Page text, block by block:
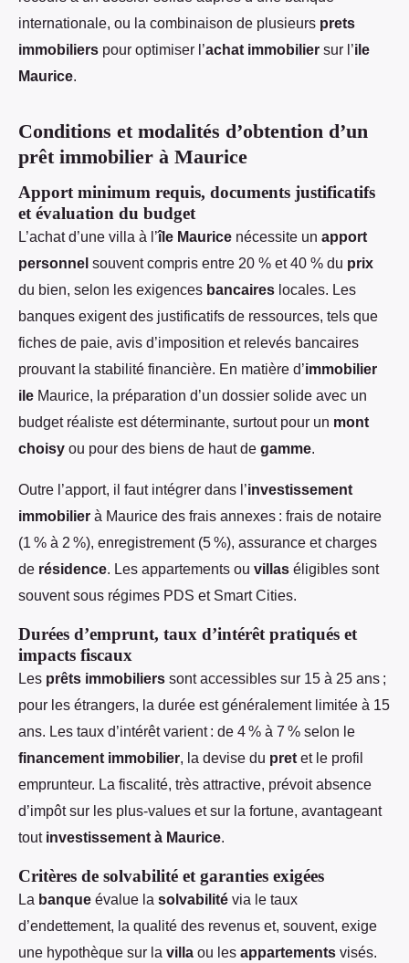
internationale, ou la combinaison de plusieurs prets
immobiliers pour optimiser l’achat immobilier sur l’ile
Maurice.
Conditions et modalités d’obtention d’un
prêt immobilier à Maurice
Apport minimum requis, documents justificatifs
et évaluation du budget
L’achat d’une villa à l’île Maurice nécessite un apport
personnel souvent compris entre 20 % et 40 % du prix
du bien, selon les exigences bancaires locales. Les
banques exigent des justificatifs de ressources, tels que
fiches de paie, avis d’imposition et relevés bancaires
prouvant la stabilité financière. En matière d’immobilier
ile Maurice, la préparation d’un dossier solide avec un
budget réaliste est déterminante, surtout pour un mont
choisy ou pour des biens de haut de gamme.
Outre l’apport, il faut intégrer dans l’investissement
immobilier à Maurice des frais annexes : frais de notaire
(1 % à 2 %), enregistrement (5 %), assurance et charges
de résidence. Les appartements ou villas éligibles sont
souvent sous régimes PDS et Smart Cities.
Durées d’emprunt, taux d’intérêt pratiqués et
impacts fiscaux
Les prêts immobiliers sont accessibles sur 15 à 25 ans ;
pour les étrangers, la durée est généralement limitée à 15
ans. Les taux d’intérêt varient : de 4 % à 7 % selon le
financement immobilier, la devise du pret et le profil
emprunteur. La fiscalité, très attractive, prévoit absence
d’impôt sur les plus-values et sur la fortune, avantageant
tout investissement à Maurice.
Critères de solvabilité et garanties exigées
La banque évalue la solvabilité via le taux
d’endettement, la qualité des revenus et, souvent, exige
une hypothèque sur la villa ou les appartements visés.